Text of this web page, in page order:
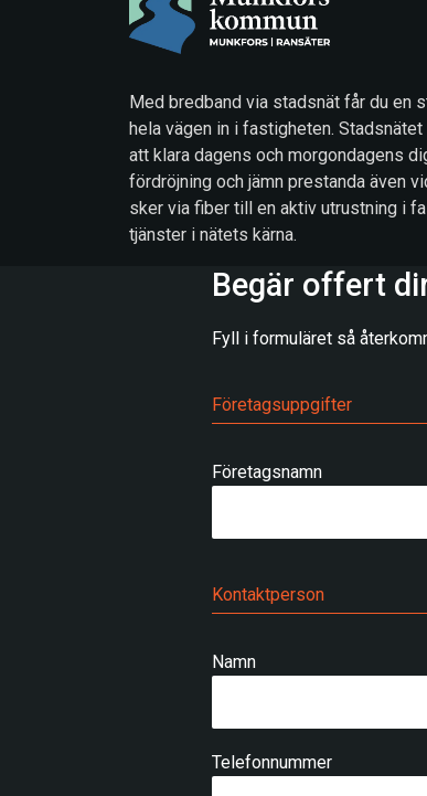
Med bredband via stadsnät får du en
hela vägen in i fastigheten.
att klara dagens och morgondagens
fördröjning och jämn prestanda även
sker via fiber till en aktiv utrustning i
tjänster i nätets kärna.
Begär offert
Fyll i formuläret så
Företagsuppgifter
Företagsnamn
Kontaktperson
Namn
Telefonnummer